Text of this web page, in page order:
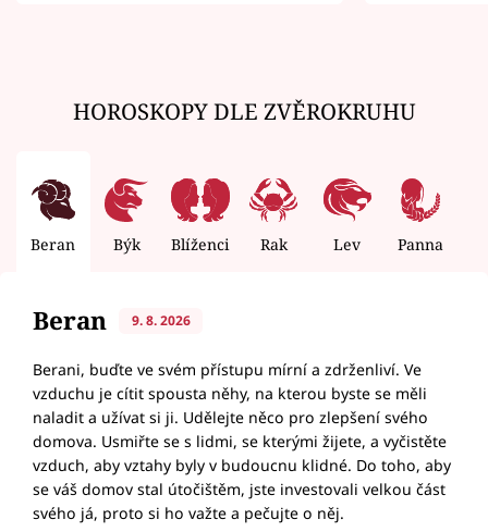
HOROSKOPY DLE ZVĚROKRUHU
Beran Býk Blíženci Rak Lev Panna
Beran 9. 8. 2026
Berani, buďte ve svém přístupu mírní a zdrženliví. Ve
vzduchu je cítit spousta něhy, na kterou byste se měli
naladit a užívat si ji. Udělejte něco pro zlepšení svého
domova. Usmiřte se s lidmi, se kterými žijete, a vyčistěte
vzduch, aby vztahy byly v budoucnu klidné. Do toho, aby
se váš domov stal útočištěm, jste investovali velkou část
svého já, proto si ho važte a pečujte o něj.